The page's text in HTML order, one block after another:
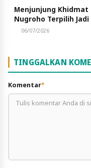
Menjunjung Khidmat
Nugroho Terpilih
06/07/2026
TINGGALKAN
Komentar*